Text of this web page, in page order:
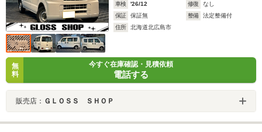
車検
'26/12 修復
なし
保証
保証無 整備
法定整備付
住所
北海道北広島市
無
料
今すぐ在庫確認・見積依頼
電話する
販売店： ＧＬＯＳＳ ＳＨＯＰ